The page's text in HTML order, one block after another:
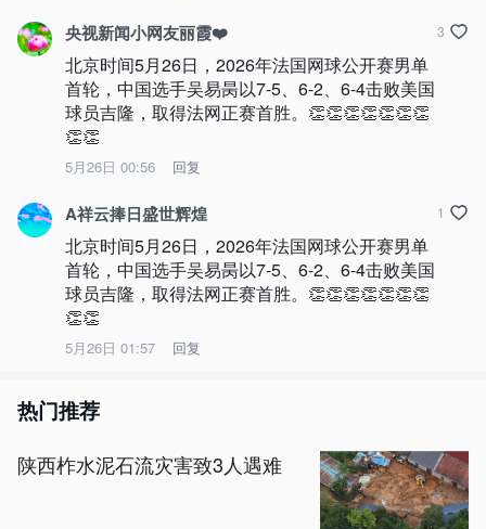
央视新闻小网友丽霞❤️
北京时间5月26日，2026年法国网球公开赛男单
首轮，中国选手吴易昺以7-5、6-2、6-4击败美国
球员吉隆，取得法网正赛首胜。👏👏👏👏👏👏👏
👏👏
5月26日 00:56 回复
3
A祥云捧日盛世辉煌
北京时间5月26日，2026年法国网球公开赛男单
首轮，中国选手吴易昺以7-5、6-2、6-4击败美国
球员吉隆，取得法网正赛首胜。👏👏👏👏👏👏👏
👏👏
5月26日 01:57 回复
1
热门推荐
陕西柞水泥石流灾害致3人遇难